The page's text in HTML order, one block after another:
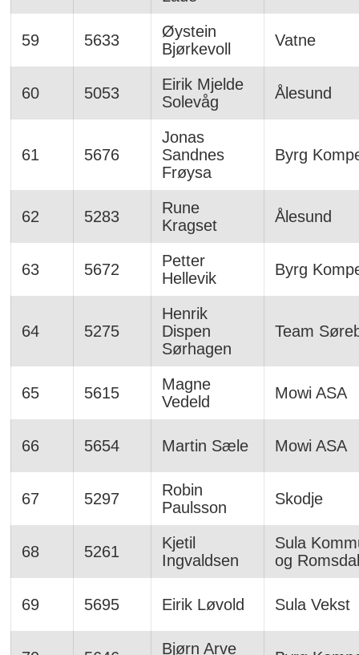
59 5633
Øystein
Bjørkevoll
Vatne
60 5053
Eirik Mjelde
Solevåg
Ålesund
61 5676
Jonas
Sandnes
Frøysa
Byrg
62 5283
Rune
Kragset
Ålesund
63 5672
Petter
Hellevik
Byrg
64 5275
Henrik
Dispen
Sørhagen
Team
65 5615
Magne
Vedeld
Mowi ASA
66 5654 Martin Sæle Mowi ASA
67 5297
Robin
Paulsson
Skodje
68 5261
Kjetil
Ingvaldsen
Sula
og Romsdal
69 5695 Eirik Løvold Sula Vekst
Bjørn Arve